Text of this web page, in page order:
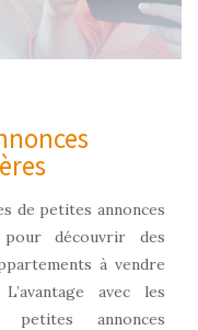
de petites annonces
pour découvrir des
à vendre
avec les
annonces